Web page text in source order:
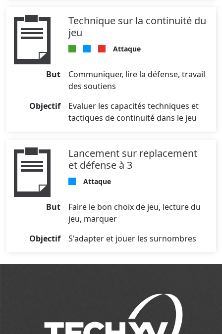
Technique sur la continuité du
jeu
Attaque
But
Communiquer, lire la défense, travail
des soutiens
Objectif
Evaluer les capacités techniques et
tactiques de continuité dans le jeu
Lancement sur replacement
et défense à 3
Attaque
But
Faire le bon choix de jeu, lecture du
jeu, marquer
Objectif
S'adapter et jouer les surnombres